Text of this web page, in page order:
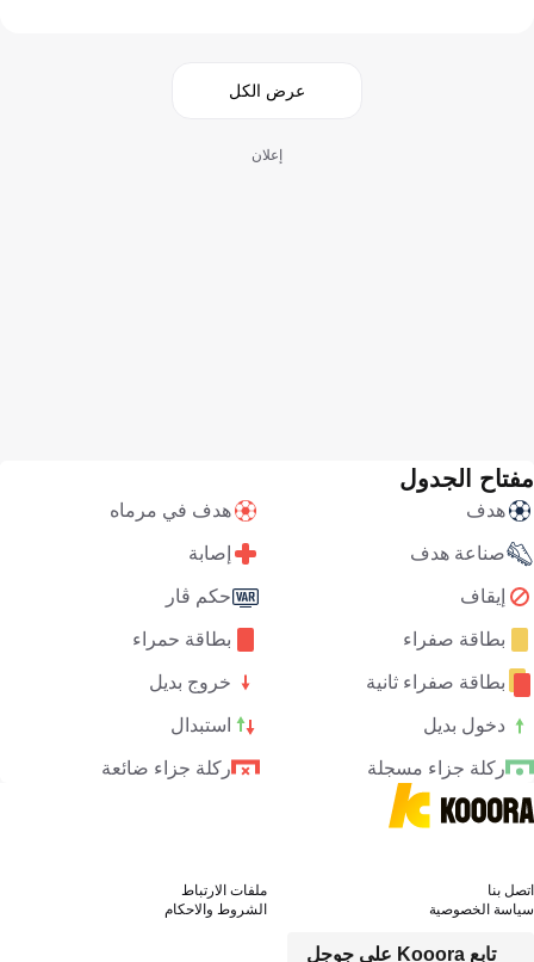
عرض الكل
إعلان
مفتاح الجدول
هدف هدف في مرماه
صناعة هدف إصابة
إيقاف حكم ڤار
بطاقة صفراء بطاقة حمراء
بطاقة صفراء ثانية خروج بديل
دخول بديل استبدال
ركلة جزاء مسجلة ركلة جزاء ضائعة
تابع Kooora على جوجل
اتصل بنا
ملفات الارتباط
سياسة الخصوصية
الشروط والاحكام